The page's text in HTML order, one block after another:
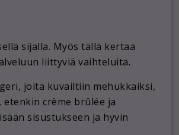
sijalla. Myös tällä kertaa
liittyviä vaihteluita.
joita kuvailtiin mehukkaiksi,
crème brûlée ja
sisustukseen ja hyvin